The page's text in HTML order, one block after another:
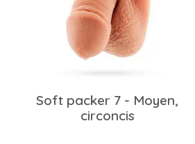
Soft packer 7 - Moyen,
circoncis